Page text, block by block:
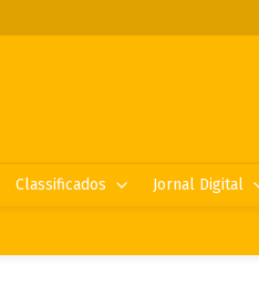
Classificados Jornal Digital